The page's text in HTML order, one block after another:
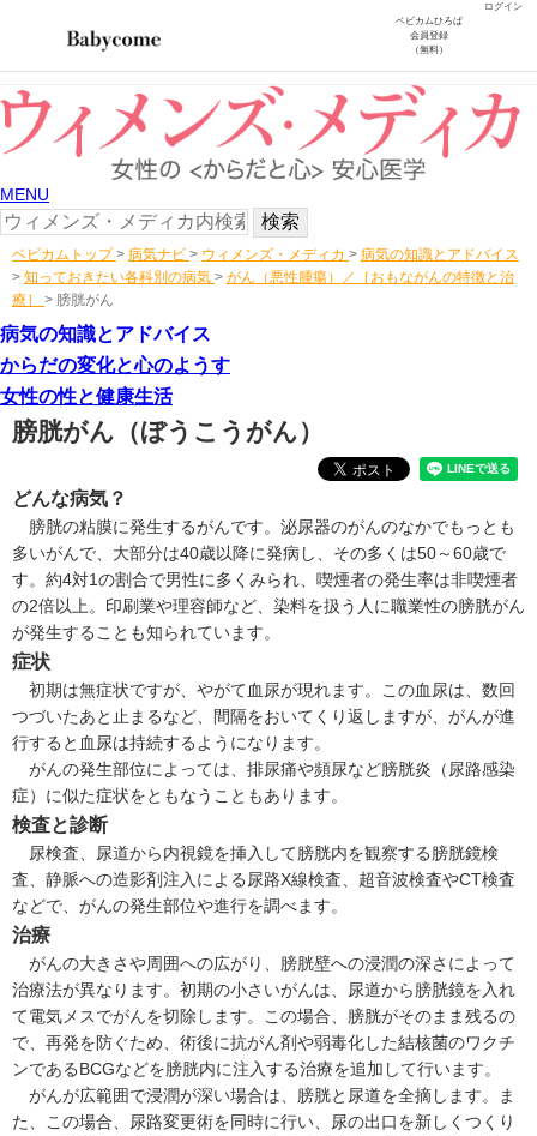
ログイン
ベビカムひろば
会員登録
（無料）
MENU
ベビカムトップ > 病気ナビ > ウィメンズ・メディカ > 病気の知識とアドバイス
> 知っておきたい各科別の病気 > がん（悪性腫瘍）／［おもながんの特徴と治
療］
> 膀胱がん
病気の知識とアドバイス
からだの変化と心のようす
女性の性と健康生活
膀胱がん （ぼうこうがん）
どんな病気？
膀胱の粘膜に発生するがんです。泌尿器のがんのなかでもっとも
多いがんで、大部分は40歳以降に発病し、その多くは50～60歳で
す。約4対1の割合で男性に多くみられ、喫煙者の発生率は非喫煙者
の2倍以上。印刷業や理容師など、染料を扱う人に職業性の膀胱がん
が発生することも知られています。
症状
初期は無症状ですが、やがて血尿が現れます。この血尿は、数回
つづいたあと止まるなど、間隔をおいてくり返しますが、がんが進
行すると血尿は持続するようになります。
がんの発生部位によっては、排尿痛や頻尿など膀胱炎（ 尿路感染
症）に似た症状をともなうこともあります。
検査と診断
尿検査、尿道から内視鏡を挿入して膀胱内を観察する膀胱鏡検
査、静脈への造影剤注入による尿路X線検査、超音波検査やCT検査
などで、がんの発生部位や進行を調べます。
治療
がんの大きさや周囲への広がり、膀胱壁への浸潤の深さによって
治療法が異なります。初期の小さいがんは、尿道から膀胱鏡を入れ
て電気メスでがんを切除します。この場合、膀胱がそのまま残るの
で、再発を防ぐため、術後に抗がん剤や弱毒化した結核菌のワクチ
ンであるBCGなどを膀胱内に注入する治療を追加して行います。
がんが広範囲で浸潤が深い場合は、膀胱と尿道を全摘します。ま
た、この場合、尿路変更術を同時に行い、尿の出口を新しくつくり